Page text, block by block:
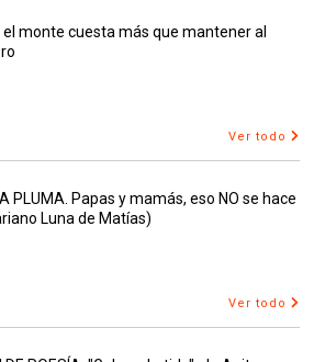
monte cuesta más que mantener al
Ver todo
PLUMA. Papas y mamás, eso NO se hace
Luna de Matías)
Ver todo